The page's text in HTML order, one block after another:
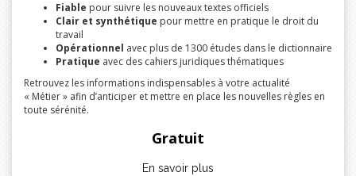
Fiable pour suivre les nouveaux textes officiels
Clair et synthétique pour mettre en pratique le droit du
travail
Opérationnel avec plus de 1300 études dans le dictionnaire
Pratique avec des cahiers juridiques thématiques
Retrouvez les informations indispensables à votre actualité
« Métier » afin d’anticiper et mettre en place les nouvelles règles en
toute sérénité.
Gratuit
En savoir plus